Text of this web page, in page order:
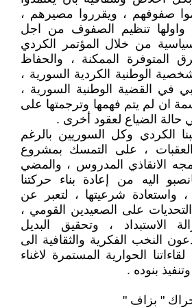
صفوفهم ، ويقرروا مصيرهم ،
واولها تنظيم الصفوف من اجل
من خلال المؤتمر الكردي
المتوفرة الممكنة ، والحفاظ
الوطنية الكردية السورية ،
في القضية الوطنية السورية ،
ان لم يتم فهمها وترجمتها على
حالة الضياع لعقود أخرى .
الكردي وكل السوريين بالرغم
، على التمسك بمشروع
الانقاذي المدروس ، والمضي
اليه من إعادة بناء حركتنا
، واستعادة شرعيتها ، لتعبر عن
التحديات على الصعيدين القومي ،
الاستبداد ، وتحقيق البديل
النخب الفكرية والثقافية الى
الحوارية المستمرة لاغناء
بنوده .
" بزاف "